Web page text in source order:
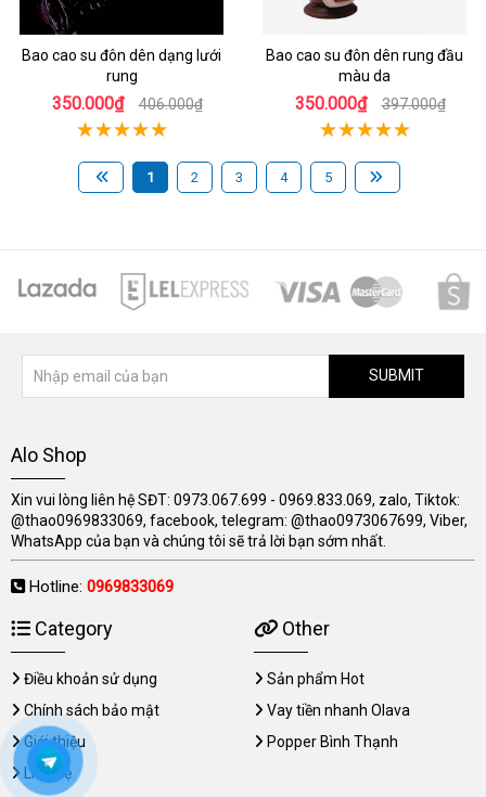
Bao cao su đôn dên dạng lưới
rung
350.000₫ 406.000₫
Bao cao su đôn dên rung đầu
màu da
350.000₫ 397.000₫
1 2 3 4 5
SUBMIT
Alo Shop
Xin vui lòng liên hệ SĐT: 0973.067.699 - 0969.833.069, zalo, Tiktok:
@thao0969833069, facebook, telegram: @thao0973067699, Viber,
WhatsApp của bạn và chúng tôi sẽ trả lời bạn sớm nhất.
Hotline: 0969833069
Category
Điều khoản sử dụng
Chính sách bảo mật
Giới thiệu
Liên hệ
Other
Sản phẩm Hot
Vay tiền nhanh Olava
Popper Bình Thạnh